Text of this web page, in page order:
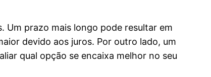
Um prazo mais longo pode resultar em
devido aos juros. Por outro lado, um
qual opção se encaixa melhor no seu